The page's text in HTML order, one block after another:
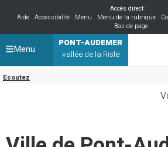
Accès direct :
Aide
Accessibilité Menu Menu de la rubrique
Bas de page
PONT-AUDEMER
vallée de la Risle
Ecoutez
Menu